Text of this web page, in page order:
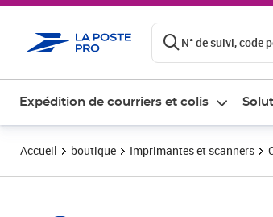
N° de suivi, code
Expédition de courriers et colis
Accueil boutique Imprimantes et scanners